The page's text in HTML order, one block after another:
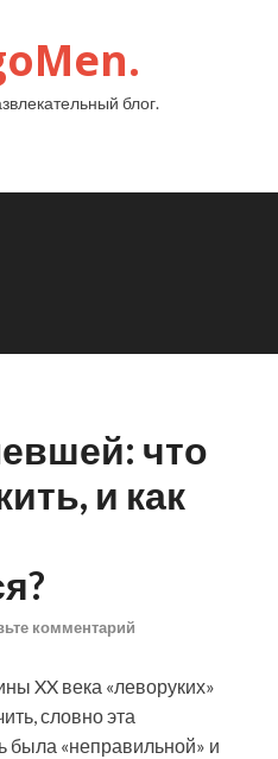
блог.
что
и как
комментарий
XX века «леворуких»
словно эта
была «неправильной» и